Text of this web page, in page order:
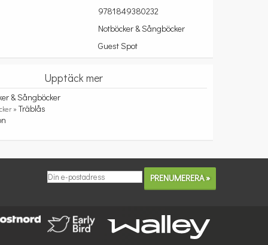
9781849380232
Notböcker & Sångböcker
Guest Spot
Upptäck mer
& Sångböcker
»Träblås